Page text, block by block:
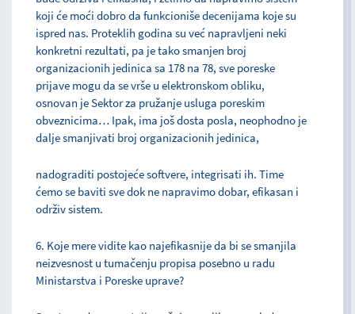
koji će moći dobro da funkcioniše decenijama koje su
ispred nas. Proteklih godina su već napravljeni neki
konkretni rezultati, pa je tako smanjen broj
organizacionih jedinica sa 178 na 78, sve poreske
prijave mogu da se vrše u elektronskom obliku,
osnovan je Sektor za pružanje usluga poreskim
obveznicima… Ipak, ima još dosta posla, neophodno je
dalje smanjivati broj organizacionih jedinica,
nadograditi postojeće softvere, integrisati ih. Time
ćemo se baviti sve dok ne napravimo dobar, efikasan i
održiv sistem.
6. Koje mere vidite kao najefikasnije da bi se smanjila
neizvesnost u tumačenju propisa posebno u radu
Ministarstva i Poreske uprave?